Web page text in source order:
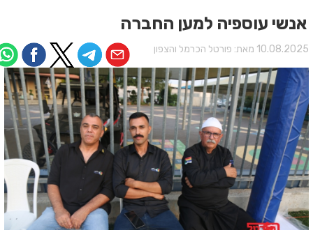
אנשי עוספיה למען החברה
מאת: פורטל הכרמל והצפון